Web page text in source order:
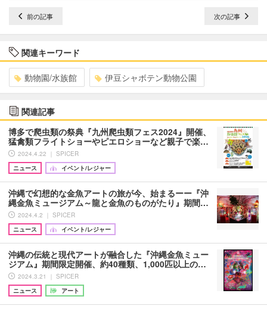
前の記事 次の記事
関連キーワード
動物園/水族館 伊豆シャボテン動物公園
関連記事
博多で爬虫類の祭典『九州爬虫類フェス2024』開催、
猛禽類フライトショーやピエロショーなど親子で楽…
2024.4.22 ｜ SPICER
ニュース
イベント/レジャー
沖縄で幻想的な金魚アートの旅が今、始まるーー『沖
縄金魚ミュージアム～龍と金魚のものがたり』期間…
2024.4.2 ｜ SPICER
ニュース
イベント/レジャー
沖縄の伝統と現代アートが融合した『沖縄金魚ミュー
ジアム』期間限定開催、約40種類、1,000匹以上の…
2024.3.21 ｜ SPICER
ニュース
アート